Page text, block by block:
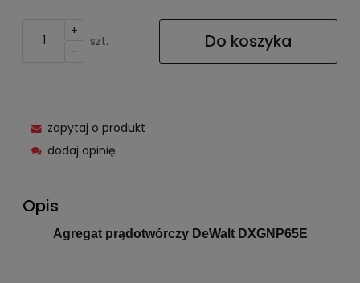
+
-
szt. Do koszyka
zapytaj o produkt
dodaj opinię
Opis
Agregat prądotwórczy DeWalt DXGNP65E